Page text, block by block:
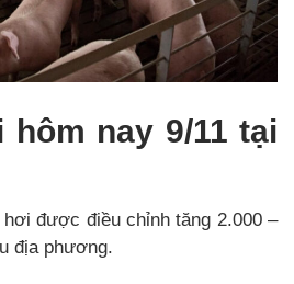
hôm nay 9/11 tại
được điều chỉnh tăng 2.000 –
địa phương.